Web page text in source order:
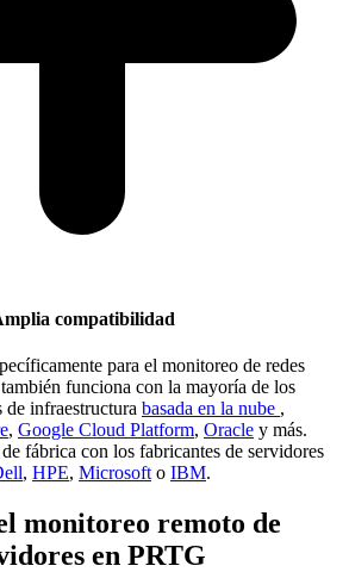
compatibilidad
para el monitoreo de redes
funciona con la mayoría de los
de infraestructura basada en la nube ,
, Google Cloud Platform, Oracle y más.
fábrica con los fabricantes de servidores
, HPE, Microsoft o IBM.
monitoreo remoto de
en PRTG